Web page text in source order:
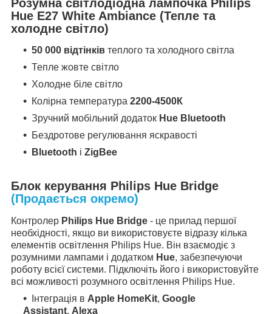
Розумна світлодіодна лампочка Philips
Hue E27 White Ambiance (Тепле та
холодне світло)
50 000 відтінків теплого та холодного світла
Тепле жовте світло
Холодне біле світло
Колірна температура 2200-4500К
Зручний мобільний додаток Hue Bluetooth
Бездротове регулювання яскравості
Bluetooth і ZigBee
Блок керування Philips Hue Bridge
(Продається окремо)
Контролер Philips Hue Bridge - це прилад першої
необхідності, якщо ви використовуєте відразу кілька
елементів освітлення Philips Hue. Він взаємодіє з
розумними лампами і додатком Hue, забезпечуючи
роботу всієї системи. Підключіть його і використовуйте
всі можливості розумного освітлення Philips Hue.
Інтеграція в Apple HomeKit, Google
Assistant, Alexa